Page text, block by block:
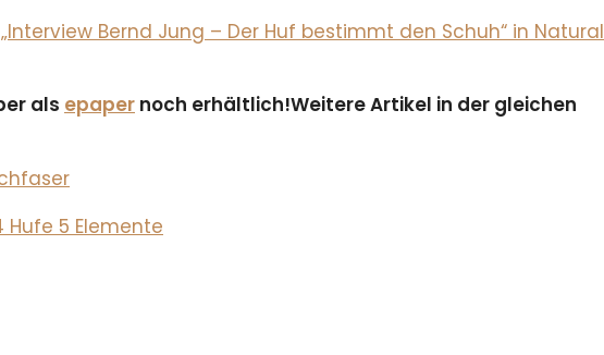
Bernd Jung – Der Huf bestimmt den Schuh“ in Natural
als epaper noch erhältlich!Weitere Artikel in der gleichen
Hufe 5 Elemente